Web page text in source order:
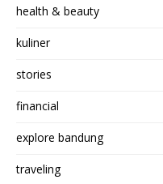
health & beauty
kuliner
stories
financial
explore bandung
traveling